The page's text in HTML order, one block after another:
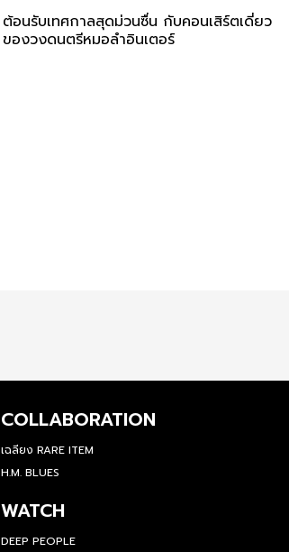
ต้อนรับเทศกาลสุดม่วนซื่น กับคอนเสิร์ตเดี่ยว
ของวงดนตรีหมอลำอินเตอร์
COLLABORATION
เฉลียง RARE ITEM
H.M. BLUES
WATCH
DEEP PEOPLE